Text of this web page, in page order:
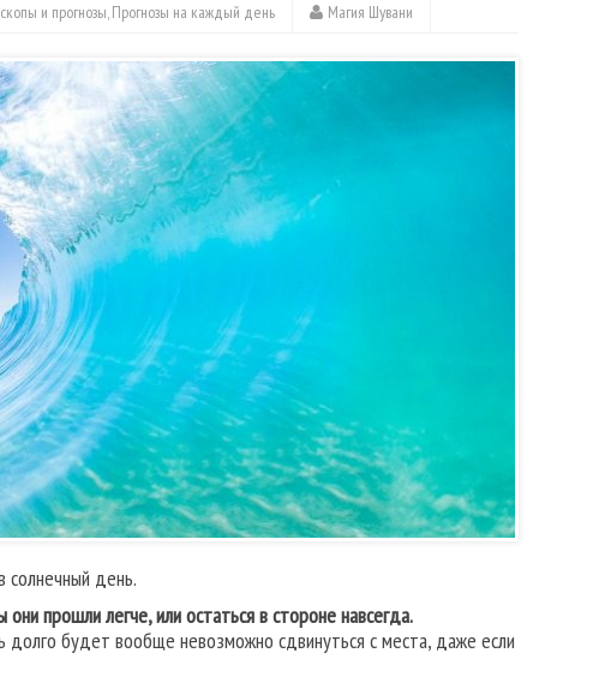
и прогнозы,Прогнозы на каждый день Магия Шувани
солнечный день.
прошли легче, или остаться в стороне навсегда.
будет вообще невозможно сдвинуться с места, даже если